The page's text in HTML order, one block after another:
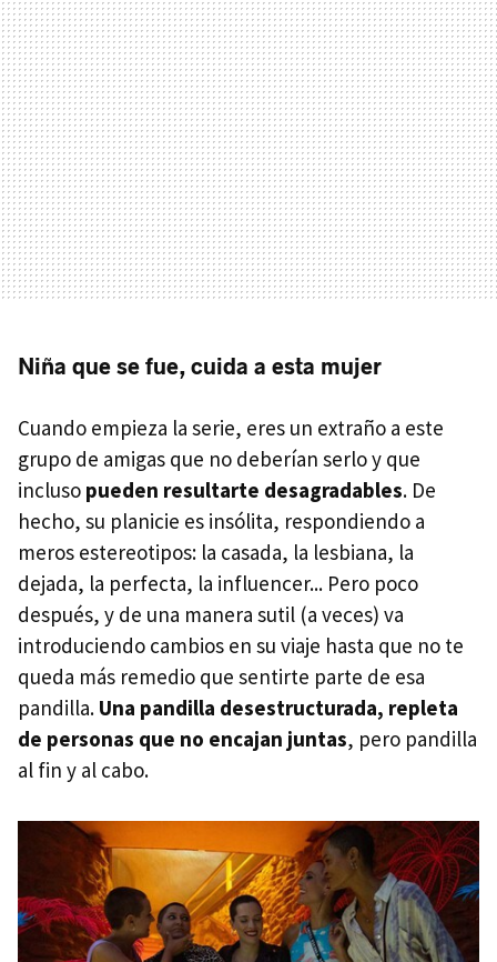
Niña que se fue, cuida a esta mujer
Cuando empieza la serie, eres un extraño a este
grupo de amigas que no deberían serlo y que
incluso pueden resultarte desagradables. De
hecho, su planicie es insólita, respondiendo a
meros estereotipos: la casada, la lesbiana, la
dejada, la perfecta, la influencer... Pero poco
después, y de una manera sutil (a veces) va
introduciendo cambios en su viaje hasta que no te
queda más remedio que sentirte parte de esa
pandilla. Una pandilla desestructurada, repleta
de personas que no encajan juntas, pero pandilla
al fin y al cabo.